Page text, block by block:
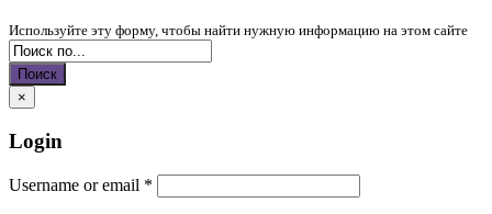
Используйте эту форму, чтобы найти нужную информацию на этом сайте
Поиск
×
Login
Username or email *